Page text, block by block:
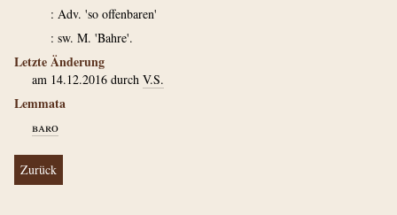
: Adv. 'so offenbaren'
: sw. M. 'Bahre'.
Letzte Änderung
am 14.12.2016 durch V.S.
Lemmata
baro
Zurück